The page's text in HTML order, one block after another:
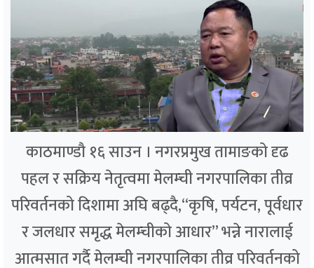
काठमाण्डौ १६ साउन । नगरप्रमुख तामाङको दृढ
पहल र सक्रिय नेतृत्वमा मेलम्ची नगरपालिका तीव्र
परिवर्तनको दिशामा अघि बढ्दै,“कृषि, पर्यटन, पूर्वधार
र जलधार समृद्ध मेलम्चीको आधार” भन्ने नारालाई
आत्मसात गर्दै मेलम्ची नगरपालिका तीव्र परिवर्तनको